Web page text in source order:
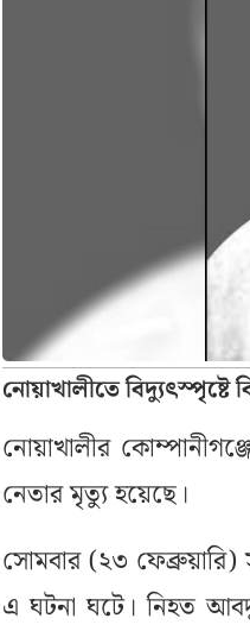
নোয়াখালীতে বিদ্যুৎস্পৃষ্টে
নোয়াখালীর
নেতার মৃত্যু হয়েছে।
সোমবার (২৩ ফেব্রুয়ারি)
এ ঘটনা ঘটে। নিহত